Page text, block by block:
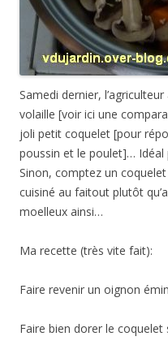
Samedi dernier,
volaille [voir ici une
joli petit coquelet [pour
poussin et le poulet]…
Sinon, comptez un
cuisiné au faitout plutôt
moelleux ainsi…
Ma recette (très vite fait):
Faire revenir un oignon
Faire bien dorer le